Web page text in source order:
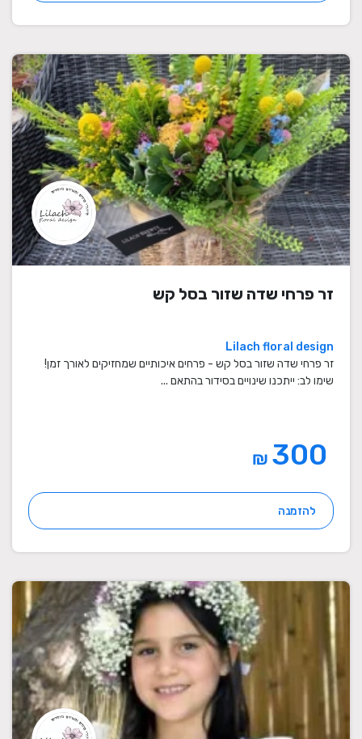
זר פרחי שדה שזור בסל קש
Lilach floral design
זר פרחי שדה שזור בסל קש - פרחים איכותיים שמחזיקים לאורך זמן!
שימו לב: ייתכנו שינויים בסידור בהתאם ...
₪
להזמנה